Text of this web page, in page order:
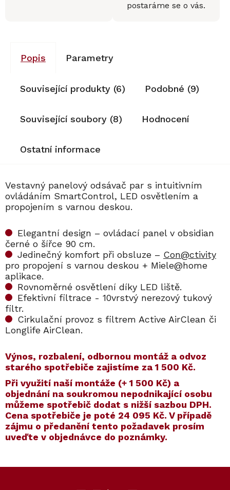
postaráme se o vás.
Popis Parametry
Související produkty (6) Podobné (9)
Související soubory (8) Hodnocení
Ostatní informace
Vestavný panelový odsávač par s intuitivním
ovládáním SmartControl, LED osvětlením a
propojením s varnou deskou.
Elegantní design – ovládací panel v obsidian
černé o šířce 90 cm.
Jedinečný komfort při obsluze – Con@ctivity
pro propojení s varnou deskou + Miele@home
aplikace.
Rovnoměrné osvětlení díky LED liště.
Efektivní filtrace - 10vrstvý nerezový tukový
filtr.
Cirkulační provoz s filtrem Active AirClean či
Longlife AirClean.
Výnos, rozbalení, odbornou montáž a odvoz
starého spotřebiče zajistíme za 1 500 Kč.
​​Při využití naší montáže (+ 1 500 Kč) a
objednání na soukromou nepodnikající osobu
můžeme spotřebič dodat s nižší sazbou DPH.
Cena spotřebiče je poté 24 095 Kč. V případě
zájmu o předanění tento požadavek prosím
uveďte v objednávce do poznámky.